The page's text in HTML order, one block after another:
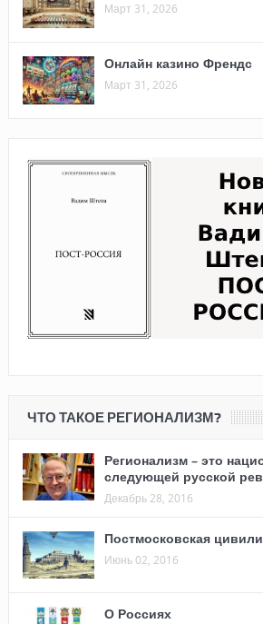
Март 31, 2026
Онлайн казино Френдс
Март 31, 2026
ЧТО ТАКОЕ РЕГИОНАЛИЗМ?
Регионализм – это
следующей русской
Декабрь 28, 2016
Постмосковская
Июнь 02, 2016
О Россиях